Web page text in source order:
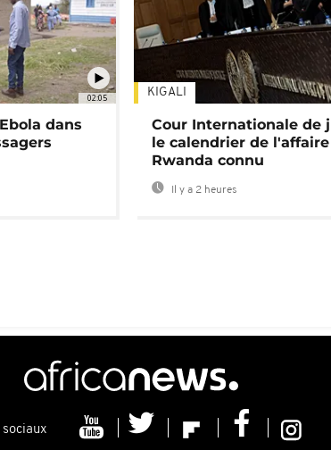
02:05
dans
KIGALI
Cour Internationale de
le calendrier de l'affaire
Rwanda connu
Il y a 2 heures
sociaux